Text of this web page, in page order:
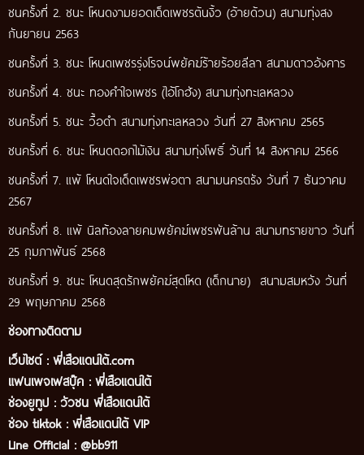
ชนครั้งที่ 2. ชนะ โหนดงามยอดเด็ดเพชรต้นงิ้ว (อ้ายด้วน) สนามทุ่งสง
กันยายน 2563
ชนครั้งที่ 3. ชนะ โหนดเพชรรุ่งโรจน์พยัคฆ์ร้ายร้อยลีลา สนามดาวอังคาร
ชนครั้งที่ 4. ชนะ ทองคำใจเพชร (ไอ้โกฮัง) สนามทุ่งทะเลหลวง
ชนครั้งที่ 5. ชนะ วื้อดำ สนามทุ่งทะเลหลวง วันที่ 27 สิงหาคม 2565
ชนครั้งที่ 6. ชนะ โหนดดอกไม้เงิน สนามทุ่งโพธิ์ วันที่ 14 สิงหาคม 2566
ชนครั้งที่ 7. แพ้ โหนดใจเด็ดเพชรพ่อตา สนามนครตรัง วันที่ 7 ธันวาคม
2567
ชนครั้งที่ 8. แพ้ นิลท้องลายคมพยัคฆ์เพชรพันล้าน สนามทรายขาว วันที่
25 กุมภาพันธ์ 2568
ชนครั้งที่ 9. ชนะ โหนดสุดรักพยัคฆ์สุดโหด (เด็กนาย) สนามสมหวัง วันที่
29 พฤษภาคม 2568
ช่องทางติดตาม
เว็บไซต์ : พี่เสือแดนใต้.com
แฟนเพจเฟสบุ๊ค : พี่เสือแดนใต้
ช่องยูทูป : วัวชน พี่เสือแดนใต้
ช่อง tiktok : พี่เสือแดนใต้ VIP
Line Official : @bb911